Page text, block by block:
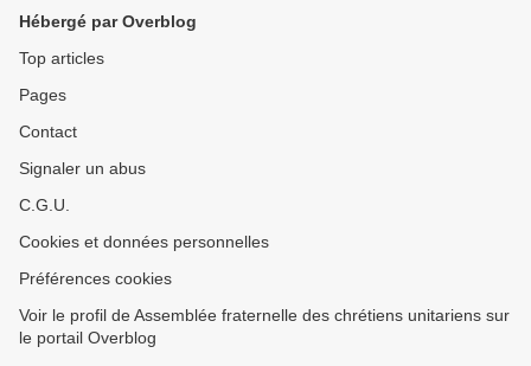
Hébergé par Overblog
Top articles
Pages
Contact
Signaler un abus
C.G.U.
Cookies et données personnelles
Préférences cookies
Voir le profil de Assemblée fraternelle des chrétiens unitariens sur
le portail Overblog